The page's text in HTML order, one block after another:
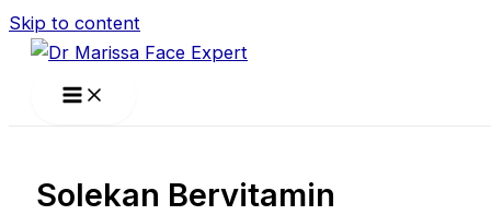
Skip to content
Solekan Bervitamin